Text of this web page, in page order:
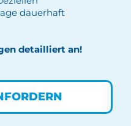
dauerhaft
detailliert an!